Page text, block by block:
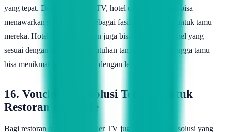
yang tepat. Dengan voucher TV, hotel dan penginapan bisa
menawarkan siaran televisi sebagai fasilitas tambahan untuk tamu
mereka. Hotel dan penginapan juga bisa memilih channel yang
sesuai dengan minat dan kebutuhan tamu mereka, sehingga tamu
bisa menikmati siaran televisi dengan lebih nyaman.
16. Voucher TV, Solusi Terbaik untuk
Restoran dan Cafe
Bagi restoran dan cafe, voucher TV juga bisa menjadi solusi yang